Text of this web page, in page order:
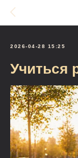
2026-04-28 15:25
Учиться